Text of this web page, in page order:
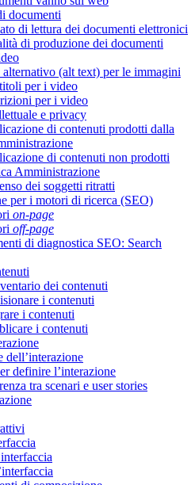
documenti
di lettura dei documenti elettronici
di produzione dei documenti
alternativo (alt text) per le immagini
per i video
per i video
e privacy
di contenuti prodotti dalla
di contenuti non prodotti
Amministrazione
dei soggetti ritratti
per i motori di ricerca (SEO)
on-page
off-page
di diagnostica SEO: Search
dei contenuti
i contenuti
i contenuti
i contenuti
dell’interazione
definire l’interazione
tra scenari e user stories